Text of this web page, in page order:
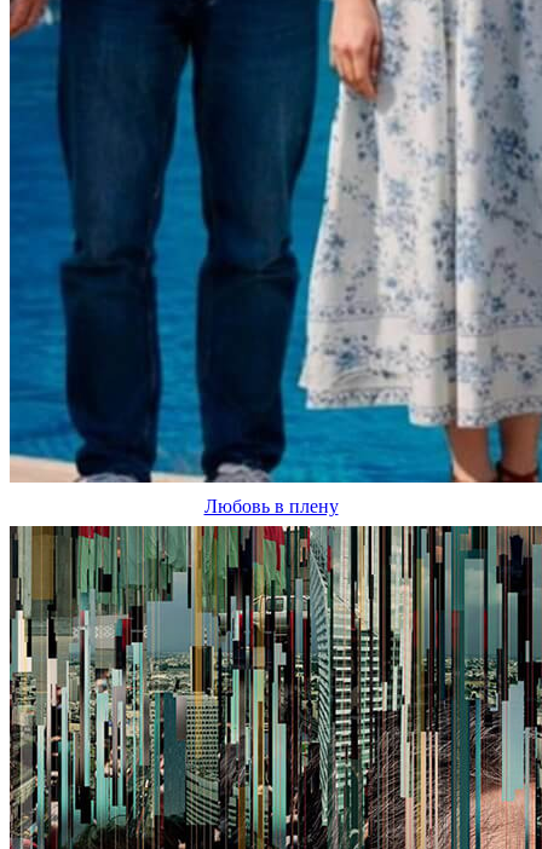
Любовь в плену